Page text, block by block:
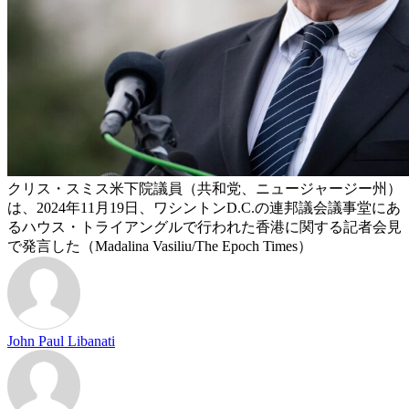
クリス・スミス米下院議員（共和党、ニュージャージー州）
は、2024年11月19日、ワシントンD.C.の連邦議会議事堂にあ
るハウス・トライアングルで行われた香港に関する記者会見
で発言した（Madalina Vasiliu/The Epoch Times）
John Paul Libanati